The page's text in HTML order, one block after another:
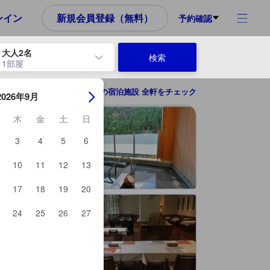
イン 新規会員登録（無料） 予約確認
大人2名
1部屋
使用して、チェックイン日とチェックアウト日を移動します。
年9月
木 金 土
日
3
4 5
6
10
11 12
13
17
18 19
20
24
25 26 27
検索
奥多摩の宿泊施設 全軒をチェック
これから宿泊選びをされるユーザーにとっても参考となる信頼で